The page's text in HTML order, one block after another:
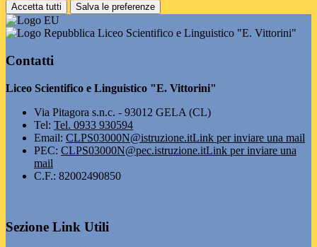
Accetta tutti Salva le preferenze
Liceo Scientifico e Linguistico "E. Vittorini"
Contatti
Liceo Scientifico e Linguistico "E. Vittorini"
Via Pitagora s.n.c. - 93012 GELA (CL)
Tel: Tel. 0933 930594
Email: CLPS03000N@istruzione.itLink per inviare una mail
PEC: CLPS03000N@pec.istruzione.itLink per inviare una
mail
C.F.: 82002490850
Sezione Link Utili